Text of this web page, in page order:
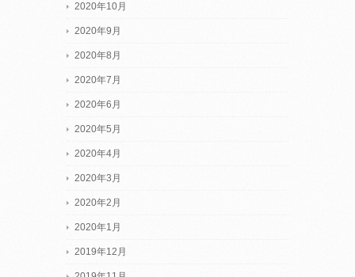
2020年10月
2020年9月
2020年8月
2020年7月
2020年6月
2020年5月
2020年4月
2020年3月
2020年2月
2020年1月
2019年12月